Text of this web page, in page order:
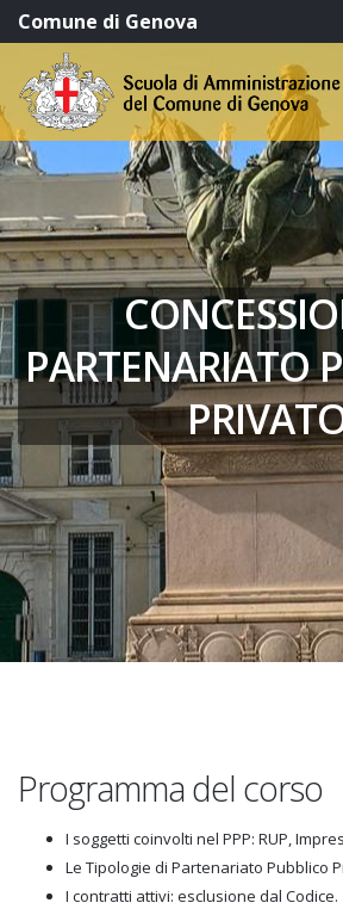
Comune di Genova
PARTENARIATO
Programma del corso
I soggetti coinvolti nel PPP: RUP,
Le Tipologie di Partenariato Pubblico
I contratti attivi: esclusione dal Codice.